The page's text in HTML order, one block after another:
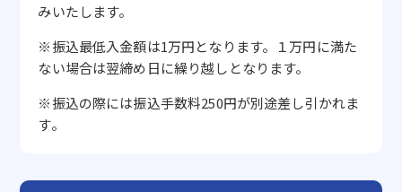
みいたします。
※振込最低入金額は1万円となります。１万円に満た
ない場合は翌締め日に繰り越しとなります。
※振込の際には振込手数料250円が別途差し引かれま
す。